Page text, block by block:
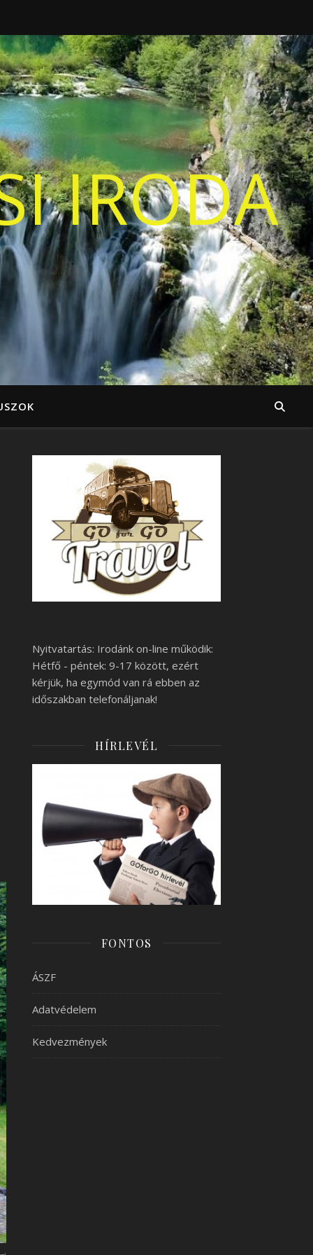
IRODA
Nyitvatartás: Irodánk on-line működik:
Hétfő - péntek: 9-17 között, ezért
kérjük, ha egymód van rá ebben az
időszakban telefonáljanak!
HÍRLEVÉL
FONTOS
ÁSZF
Adatvédelem
Kedvezmények